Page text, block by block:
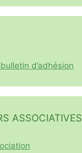
d’adhésion
ASSOCIATIVES